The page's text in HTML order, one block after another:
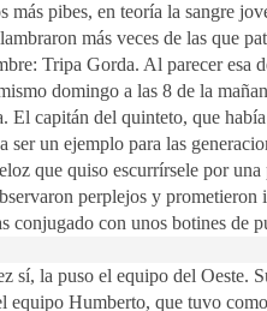
más pibes, en teoría la sangre
más veces de las que
Tripa Gorda. Al parecer esa
domingo a las 8 de la
El capitán del quinteto, que
ser un ejemplo para las
que quiso escurrírsele por
perplejos y
conjugado con unos botines de
sí, la puso el equipo del Oeste.
equipo Humberto, que tuvo